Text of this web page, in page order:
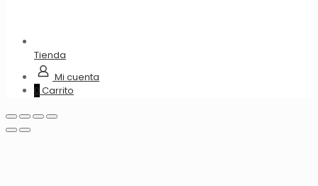
Tienda
Mi cuenta
0 Carrito